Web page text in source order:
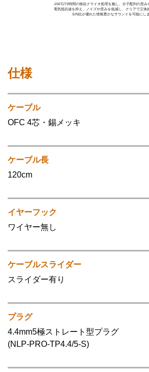
-156℃/72時間の独自クライオ処理を施し、分子配列の歪み
電気抵抗値を抑え、ノイズや歪みを低減し、クリアで立体
S/N比が優れた情報豊かなサウンドを可能にしま
仕様
ケーブル
OFC 4芯・錫メッキ
ケーブル長
120cm
イヤーフック
ワイヤー無し
ケーブルスライダー
スライダー有り
プラグ
4.4mm5極ストレート型プラグ
(NLP-PRO-TP4.4/5-S)